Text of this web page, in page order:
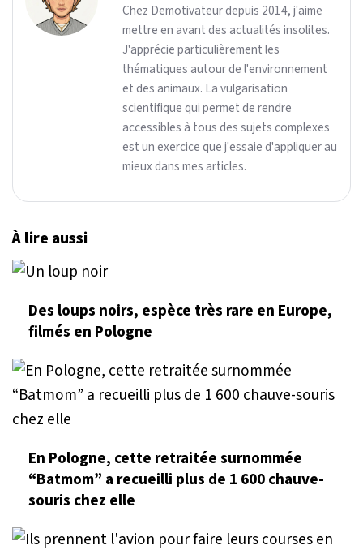
Chez Demotivateur depuis 2014, j'aime
mettre en avant des actualités insolites.
J'apprécie particulièrement les
thématiques autour de l'environnement
et des animaux. La vulgarisation
scientifique qui permet de rendre
accessibles à tous des sujets complexes
est un exercice que j'essaie d'appliquer au
mieux dans mes articles.
À lire aussi
Des loups noirs, espèce très rare en Europe,
filmés en Pologne
En Pologne, cette retraitée surnommée
“Batmom” a recueilli plus de 1 600 chauve-
souris chez elle